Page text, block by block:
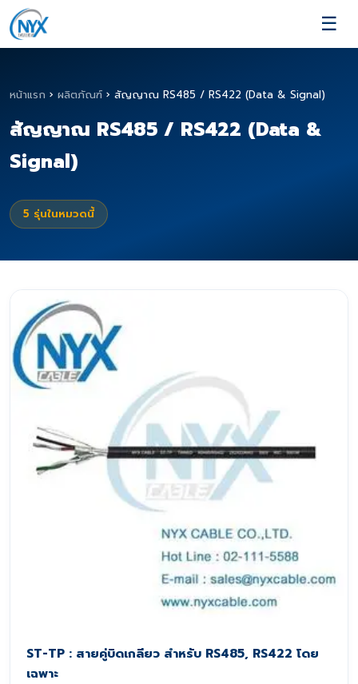
☰
หน้าแรก › ผลิตภัณฑ์ › สัญญาณ RS485 / RS422 (Data & Signal)
สัญญาณ RS485 / RS422 (Data &
Signal)
5 รุ่นในหมวดนี้
ST-TP : สายคู่บิดเกลียว สำหรับ RS485, RS422 โดย
เฉพาะ